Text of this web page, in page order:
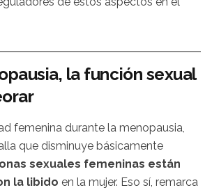
la función sexual
femenina durante la menopausia,
que disminuye básicamente
sexuales femeninas están
la libido en la mujer. Eso sí, remarca